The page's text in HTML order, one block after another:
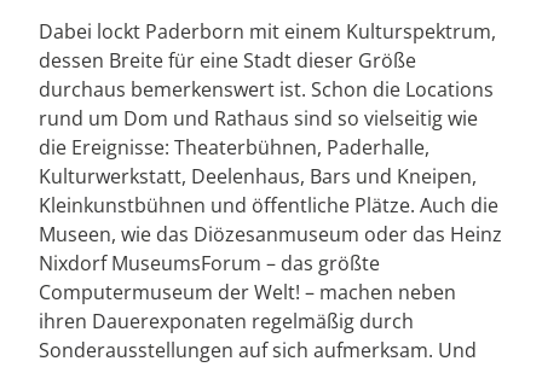
Dabei lockt Paderborn mit einem Kulturspektrum,
dessen Breite für eine Stadt dieser Größe
durchaus bemerkenswert ist. Schon die Locations
rund um Dom und Rathaus sind so vielseitig wie
die Ereignisse: Theaterbühnen, Paderhalle,
Kulturwerkstatt, Deelenhaus, Bars und Kneipen,
Kleinkunstbühnen und öffentliche Plätze. Auch die
Museen, wie das Diözesanmuseum oder das Heinz
Nixdorf MuseumsForum – das größte
Computermuseum der Welt! – machen neben
ihren Dauerexponaten regelmäßig durch
Sonderausstellungen auf sich aufmerksam. Und